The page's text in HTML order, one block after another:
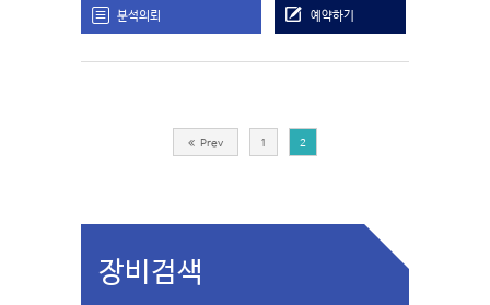
분석의뢰 예약하기
Prev 1 2
장비검색